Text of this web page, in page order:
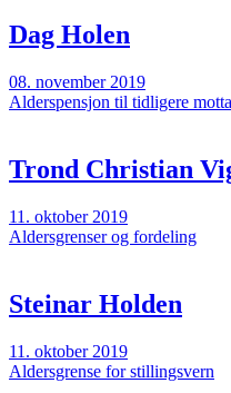
Dag Holen
08. november 2019
Alderspensjon til tidligere
Trond Christian
11. oktober 2019
Aldersgrenser og fordeling
Steinar Holden
11. oktober 2019
Aldersgrense for stillingsvern